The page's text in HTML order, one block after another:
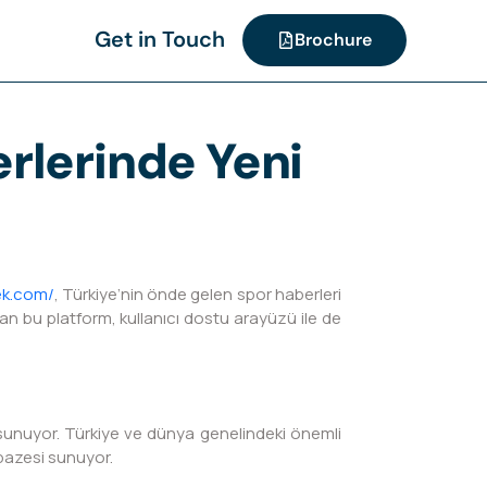
Get in Touch Brochure
Yeni
, Türkiye’nin önde gelen spor haberleri
bu platform, kullanıcı dostu arayüzü ile de
Türkiye ve dünya genelindeki önemli
sunuyor.